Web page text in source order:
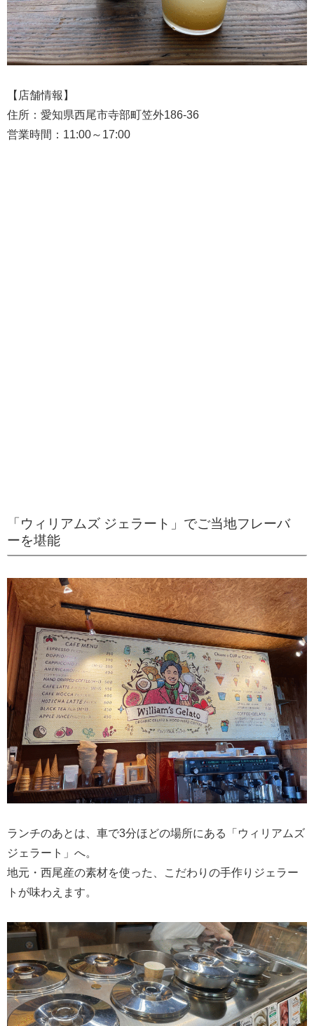
【店舗情報】
住所：愛知県西尾市寺部町笠外186-36
営業時間：11:00～17:00
「ウィリアムズ ジェラート」でご当地フレーバ
ーを堪能
ランチのあとは、車で3分ほどの場所にある「ウィリアムズ
ジェラート」へ。
地元・西尾産の素材を使った、こだわりの手作りジェラー
トが味わえます。